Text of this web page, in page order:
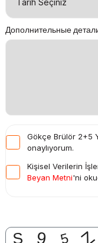
Дополнительные
Gökçe Brülör 2+5
onaylıyorum.
Kişisel Verilerin
Beyan Metni'ni